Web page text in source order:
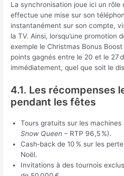
La synchronisation joue ici un rôle
effectue une mise sur son
instantanément sur son compte,
la TV. Ainsi, lorsqu’une promotion
exemple le Christmas Bonus
points gagnés entre le 20 et le 27
immédiatement, quel que soit le
4.1. Les récompenses
pendant les fêtes
Tours gratuits sur les machines
Snow Queen – RTP 96,5 %).
Cash‑back de 10 % sur les
Noël.
Invitations à des tournois